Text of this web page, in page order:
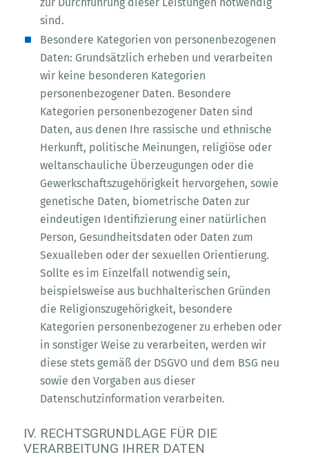
sind.
Besondere Kategorien von personenbezogenen
Daten: Grundsätzlich erheben und verarbeiten
wir keine besonderen Kategorien
personenbezogener Daten. Besondere
Kategorien personenbezogener Daten sind
Daten, aus denen Ihre rassische und ethnische
Herkunft, politische Meinungen, religiöse oder
weltanschauliche Überzeugungen oder die
Gewerkschaftszugehörigkeit hervorgehen, sowie
genetische Daten, biometrische Daten zur
eindeutigen Identifizierung einer natürlichen
Person, Gesundheitsdaten oder Daten zum
Sexualleben oder der sexuellen Orientierung.
Sollte es im Einzelfall notwendig sein,
beispielsweise aus buchhalterischen Gründen
die Religionszugehörigkeit, besondere
Kategorien personenbezogener zu erheben oder
in sonstiger Weise zu verarbeiten, werden wir
diese stets gemäß der DSGVO und dem BSG neu
sowie den Vorgaben aus dieser
Datenschutzinformation verarbeiten.
IV. RECHTSGRUNDLAGE FÜR DIE
VERARBEITUNG IHRER DATEN